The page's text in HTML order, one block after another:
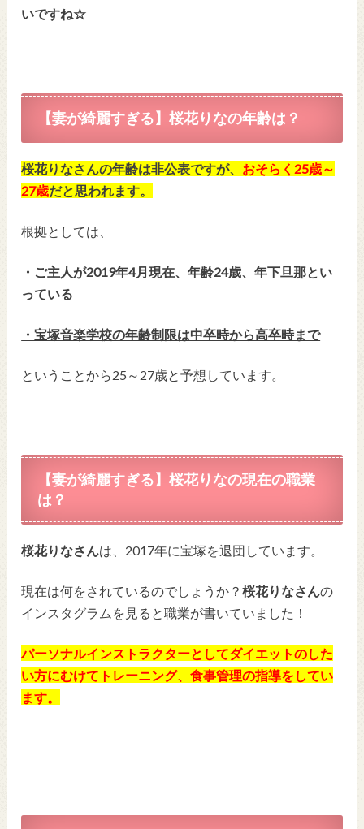
いですね☆
【妻が綺麗すぎる】 桜花りなの年齢は？
桜花りなさんの年齢は非公表ですが、 おそらく25歳～
27歳だと思われます。
根拠としては、
・ご主人が2019年4月現在、年齢24歳、年下旦那とい
っている
・宝塚音楽学校の年齢制限は中卒時から高卒時まで
ということから25～27歳と予想しています。
【妻が綺麗すぎる】 桜花りなの現在の職業
は？
桜花りなさんは、2017年に宝塚を退団しています。
現在は何をされているのでしょうか？桜花りなさんの
インスタグラムを見ると職業が書いていました！
パーソナルインストラクターとしてダイエットのした
い方にむけてトレーニング、食事管理の指導をしてい
ます。